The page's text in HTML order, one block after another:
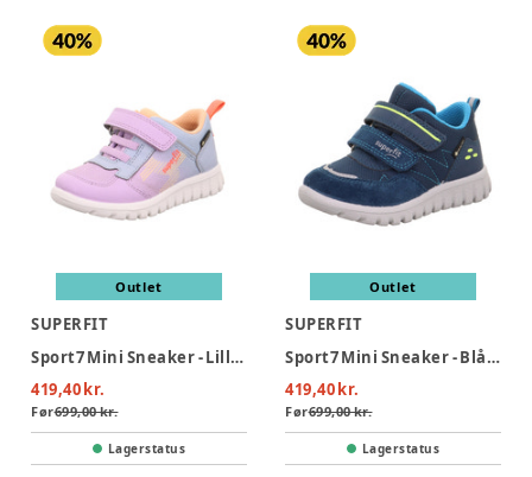
Outlet
SUPERFIT
Sport7 Mini Sneaker - Lilla/Lyseblå
419,40 kr.
Før699,00 kr.
Lagerstatus
Outlet
SUPERFIT
Sport7 Mini Sneaker - Blå/Turkis
419,40 kr.
Før699,00 kr.
Lagerstatus